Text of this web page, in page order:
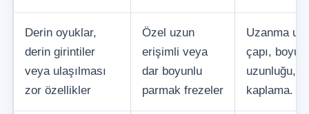
Derin oyuklar,
derin girintiler
veya ulaşılması
zor özellikler
Özel uzun
erişimli veya
dar boyunlu
parmak frezeler
Uzanma
çapı,
uzunluğu,
kaplama.